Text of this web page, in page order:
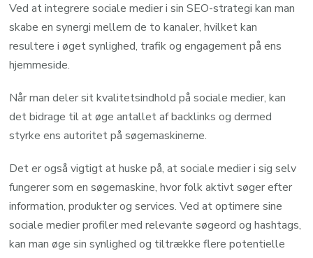
Ved at integrere sociale medier i sin SEO-strategi kan man
skabe en synergi mellem de to kanaler, hvilket kan
resultere i øget synlighed, trafik og engagement på ens
hjemmeside.
Når man deler sit kvalitetsindhold på sociale medier, kan
det bidrage til at øge antallet af backlinks og dermed
styrke ens autoritet på søgemaskinerne.
Det er også vigtigt at huske på, at sociale medier i sig selv
fungerer som en søgemaskine, hvor folk aktivt søger efter
information, produkter og services. Ved at optimere sine
sociale medier profiler med relevante søgeord og hashtags,
kan man øge sin synlighed og tiltrække flere potentielle